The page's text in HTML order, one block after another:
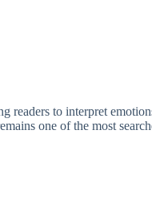
to interpret
one of the most